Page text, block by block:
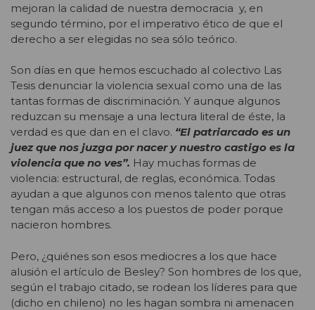
mejoran la calidad de nuestra democracia y, en
segundo término, por el imperativo ético de que el
derecho a ser elegidas no sea sólo teórico.
Son días en que hemos escuchado al colectivo Las
Tesis denunciar la violencia sexual como una de las
tantas formas de discriminación. Y aunque algunos
reduzcan su mensaje a una lectura literal de éste, la
verdad es que dan en el clavo. “El patriarcado es un
juez que nos juzga por nacer y nuestro castigo es la
violencia que no ves”. Hay muchas formas de
violencia: estructural, de reglas, económica. Todas
ayudan a que algunos con menos talento que otras
tengan más acceso a los puestos de poder porque
nacieron hombres.
Pero, ¿quiénes son esos mediocres a los que hace
alusión el artículo de Besley? Son hombres de los que,
según el trabajo citado, se rodean los líderes para que
(dicho en chileno) no les hagan sombra ni amenacen